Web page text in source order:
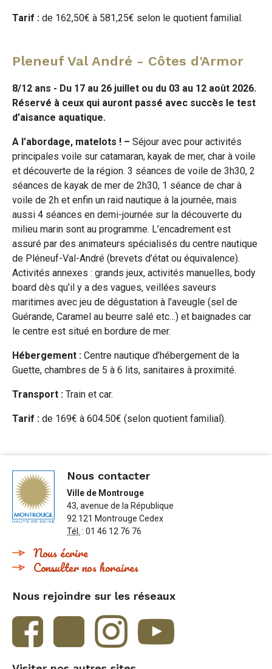
Tarif : de 162,50€ à 581,25€ selon le quotient familial.
Pleneuf Val André - Côtes d'Armor
8/12 ans - Du 17 au 26 juillet ou du 03 au 12 août 2026.
Réservé à ceux qui auront passé avec succès le test
d’aisance aquatique.
A l’abordage, matelots ! – Séjour avec pour activités
principales voile sur catamaran, kayak de mer, char à voile
et découverte de la région. 3 séances de voile de 3h30, 2
séances de kayak de mer de 2h30, 1 séance de char à
voile de 2h et enfin un raid nautique à la journée, mais
aussi 4 séances en demi-journée sur la découverte du
milieu marin sont au programme. L’encadrement est
assuré par des animateurs spécialisés du centre nautique
de Pléneuf-Val-André (brevets d’état ou équivalence).
Activités annexes : grands jeux, activités manuelles, body
board dès qu’il y a des vagues, veillées saveurs
maritimes avec jeu de dégustation à l’aveugle (sel de
Guérande, Caramel au beurre salé etc…) et baignades car
le centre est situé en bordure de mer.
Hébergement : Centre nautique d’hébergement de la
Guette, chambres de 5 à 6 lits, sanitaires à proximité.
Transport : Train et car.
Tarif : de 169€ à 604.50€ (selon quotient familial).
Nous contacter
Ville de Montrouge
43, avenue de la République
92 121 Montrouge Cedex
Tél. : 01 46 12 76 76
Nous écrire
Consulter nos horaires
Nous rejoindre sur les réseaux